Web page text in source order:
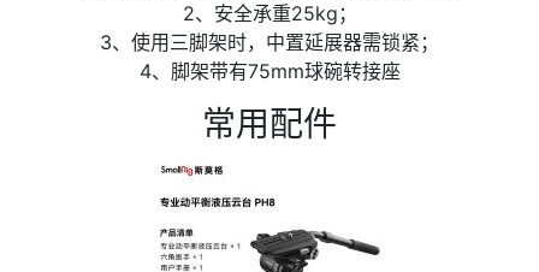
2、安全承重25kg；
3、使用三脚架时，中置延展器需锁紧；
4、脚架带有75mm球碗转接座
常用配件